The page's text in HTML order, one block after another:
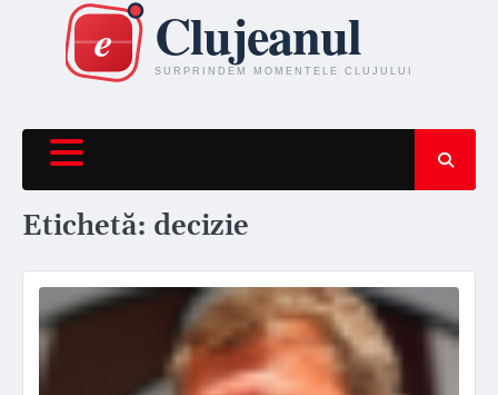
content
Etichetă: decizie